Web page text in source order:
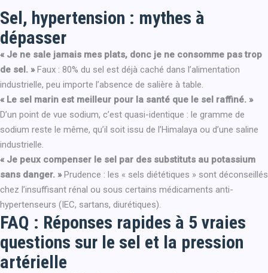
Sel, hypertension : mythes à
dépasser
« Je ne sale jamais mes plats, donc je ne consomme pas trop
de sel. »Faux : 80% du sel est déjà caché dans l’alimentation
industrielle, peu importe l’absence de salière à table.
« Le sel marin est meilleur pour la santé que le sel raffiné. »
D’un point de vue sodium, c’est quasi-identique : le gramme de
sodium reste le même, qu’il soit issu de l’Himalaya ou d’une saline
industrielle.
« Je peux compenser le sel par des substituts au potassium
sans danger. »Prudence : les « sels diététiques » sont déconseillés
chez l’insuffisant rénal ou sous certains médicaments anti-
hypertenseurs (IEC, sartans, diurétiques).
FAQ : Réponses rapides à 5 vraies
questions sur le sel et la pression
artérielle